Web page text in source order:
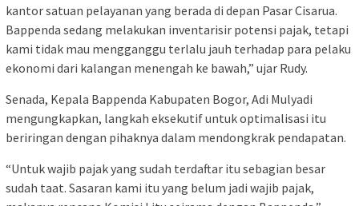
kantor satuan pelayanan yang berada di depan Pasar Cisarua.
Bappenda sedang melakukan inventarisir potensi pajak, tetapi
kami tidak mau mengganggu terlalu jauh terhadap para pelaku
ekonomi dari kalangan menengah ke bawah,” ujar Rudy.
Senada, Kepala Bappenda Kabupaten Bogor, Adi Mulyadi
mengungkapkan, langkah eksekutif untuk optimalisasi itu
beriringan dengan pihaknya dalam mendongkrak pendapatan.
“Untuk wajib pajak yang sudah terdaftar itu sebagian besar
sudah taat. Sasaran kami itu yang belum jadi wajib pajak,